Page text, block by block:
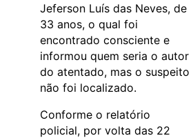
Jeferson Luís das Neves, de
33 anos, o qual foi
encontrado consciente e
informou quem seria o autor
do atentado, mas o suspeito
não foi localizado.
Conforme o relatório
policial, por volta das 22